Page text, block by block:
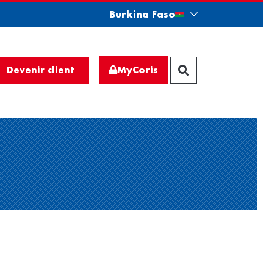
Burkina Faso
Devenir client MyCoris